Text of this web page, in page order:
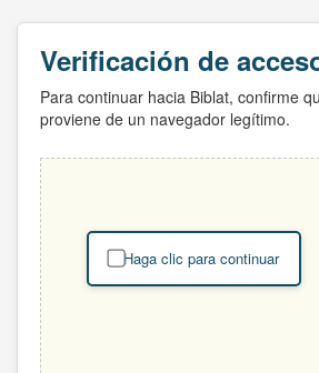
Verificación de
Para continuar hacia Biblat, confirme
proviene de un navegador legítimo.
Haga clic para continuar